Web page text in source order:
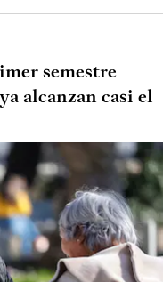
semestre
alcanzan casi el